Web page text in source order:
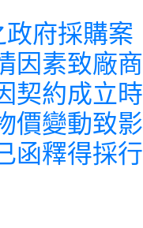
府採購案
因素致廠商
契約成立時
價變動致影
函釋得採行